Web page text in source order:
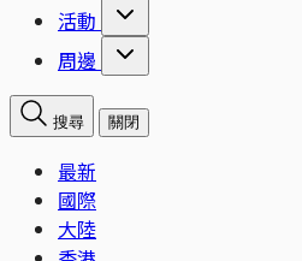
活動
周邊
搜尋 關閉
最新
國際
大陸